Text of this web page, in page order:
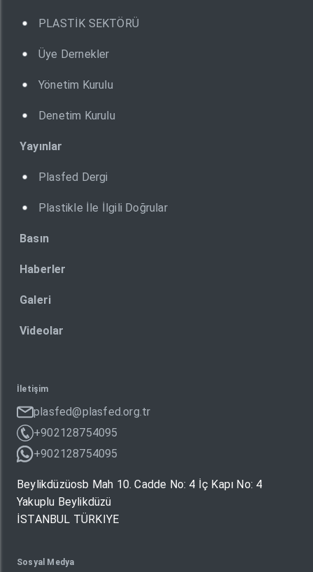
PLASTİK SEKTÖRÜ
Üye Dernekler
Yönetim Kurulu
Denetim Kurulu
Yayınlar
Plasfed Dergi
Plastikle İle İlgili Doğrular
Basın
Haberler
Galeri
Videolar
İletişim
plasfed@plasfed.org.tr
+902128754095
+902128754095
Beylikdüzüosb Mah 10. Cadde No: 4 İç Kapı No: 4
Yakuplu Beylikdüzü
İSTANBUL TÜRKIYE
Sosyal Medya